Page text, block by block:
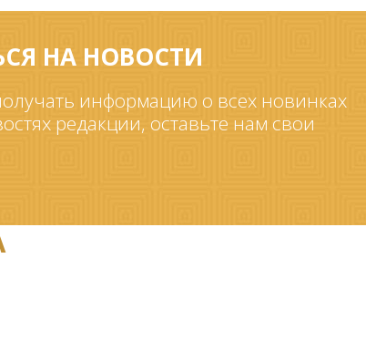
НА НОВОСТИ
информацию о всех новинках
редакции, оставьте нам свои